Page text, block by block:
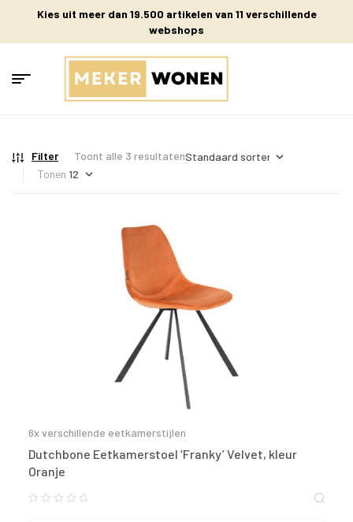
Kies uit meer dan 19.500 artikelen van 11 verschillende
webshops
Filter
Toont alle 3 resultaten
Tonen
6x verschillende eetkamerstijlen
Dutchbone Eetkamerstoel ‘Franky’ Velvet, kleur
Oranje